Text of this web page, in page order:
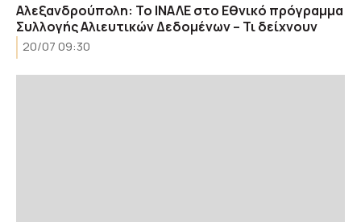
Aλεξανδρούπολη: To ΙΝΑΛΕ στο Εθνικό πρόγραμμα
Συλλογής Αλιευτικών Δεδομένων – Τι δείχνουν
20/07 09:30